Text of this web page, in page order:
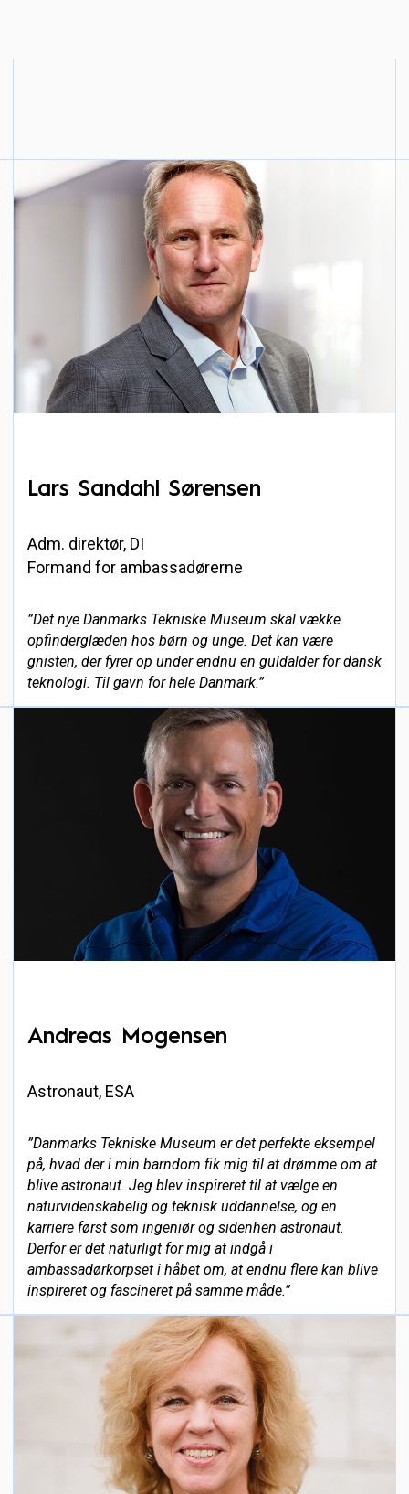
Lars Sandahl Sørensen
Adm. direktør, DI
Formand for ambassadørerne
”Det nye Danmarks Tekniske Museum skal vække
opfinderglæden hos børn og unge. Det kan være
gnisten, der fyrer op under endnu en guldalder for dansk
teknologi. Til gavn for hele Danmark.”
Andreas Mogensen
Astronaut, ESA
”Danmarks Tekniske Museum er det perfekte eksempel
på, hvad der i min barndom fik mig til at drømme om at
blive astronaut. Jeg blev inspireret til at vælge en
naturvidenskabelig og teknisk uddannelse, og en
karriere først som ingeniør og sidenhen astronaut.
Derfor er det naturligt for mig at indgå i
ambassadørkorpset i håbet om, at endnu flere kan blive
inspireret og fascineret på samme måde.”